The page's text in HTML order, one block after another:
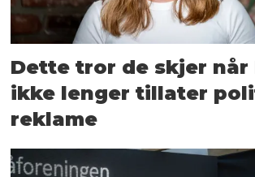
Dette tror de skjer når
ikke lenger tillater
reklame